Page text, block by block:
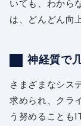
いても、わから
は、どんどん向
神経質で
さまざまなシス
求められ、クラ
う努めることも